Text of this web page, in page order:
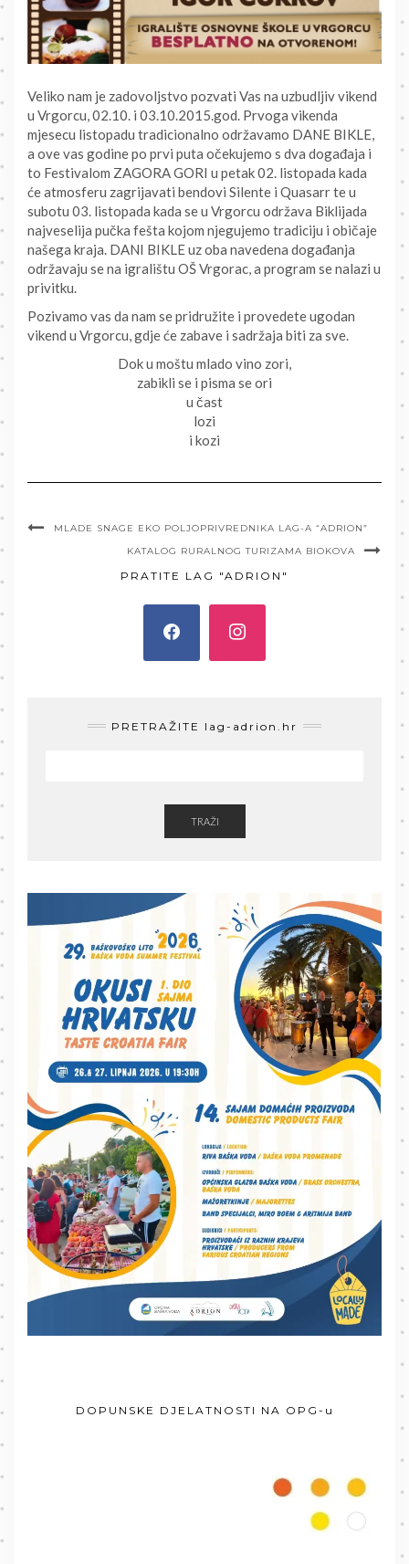
Veliko nam je zadovoljstvo pozvati Vas na uzbudljiv vikend
u Vrgorcu, 02.10. i 03.10.2015.god. Prvoga vikenda
mjesecu listopadu tradicionalno održavamo DANE BIKLE,
a ove vas godine po prvi puta očekujemo s dva događaja i
to Festivalom ZAGORA GORI u petak 02. listopada kada
će atmosferu zagrijavati bendovi Silente i Quasarr te u
subotu 03. listopada kada se u Vrgorcu održava Biklijada
najveselija pučka fešta kojom njegujemo tradiciju i običaje
našega kraja. DANI BIKLE uz oba navedena događanja
održavaju se na igralištu OŠ Vrgorac, a program se nalazi u
privitku.
Pozivamo vas da nam se pridružite i provedete ugodan
vikend u Vrgorcu, gdje će zabave i sadržaja biti za sve.
Dok u moštu mlado vino zori,
zabikli se i pisma se ori
u čast
lozi
i kozi
MLADE SNAGE EKO POLJOPRIVREDNIKA LAG-A “ADRION”
KATALOG RURALNOG TURIZAMA BIOKOVA
PRATITE LAG "ADRION"
PRETRAŽITE lag-adrion.hr
TRAŽI
DOPUNSKE DJELATNOSTI NA OPG-u